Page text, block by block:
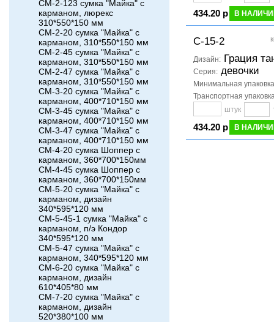
СМ-2-123 сумка "Майка" с
карманом, люрекс
310*550*150 мм
СМ-2-20 сумка "Майка" с
карманом, 310*550*150 мм
СМ-2-45 сумка "Майка" с
карманом, 310*550*150 мм
СМ-2-47 сумка "Майка" с
карманом, 310*550*150 мм
СМ-3-20 сумка "Майка" с
карманом, 400*710*150 мм
СМ-3-45 сумка "Майка" с
карманом, 400*710*150 мм
СМ-3-47 сумка "Майка" с
карманом, 400*710*150 мм
СМ-4-20 сумка Шоппер с
карманом, 360*700*150мм
СМ-4-45 сумка Шоппер с
карманом, 360*700*150мм
СМ-5-20 сумка "Майка" с
карманом, дизайн
340*595*120 мм
СМ-5-45-1 сумка "Майка" с
карманом, п/э Кондор
340*595*120 мм
СМ-5-47 сумка "Майка" с
карманом, 340*595*120 мм
СМ-6-20 сумка "Майка" с
карманом, дизайн
610*405*80 мм
СМ-7-20 сумка "Майка" с
карманом, дизайн
520*380*100 мм
434.20 р В
С-15-2
Дизайн: Грация
Серия: девочки
Минимальная упаковка
Транспортная
штук
434.20 р В